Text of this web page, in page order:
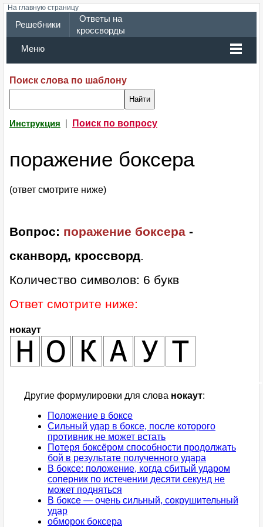
На главную страницу
Решебники
Ответы на
кроссворды
Меню
Поиск слова по шаблону
Инструкция Поиск по вопросу
поражение боксера
(ответ смотрите ниже)
Вопрос: поражение боксера -
сканворд, кроссворд.
Количество символов: 6 букв
Ответ смотрите ниже:
нокаут
Другие формулировки для слова нокаут:
Положение в боксе
Сильный удар в боксе, после которого
противник не может встать
Потеря боксёром способности продолжать
бой в результате полученного удара
В боксе: положение, когда сбитый ударом
соперник по истечении десяти секунд не
может подняться
В боксе — очень сильный, сокрушительный
удар
обморок боксера